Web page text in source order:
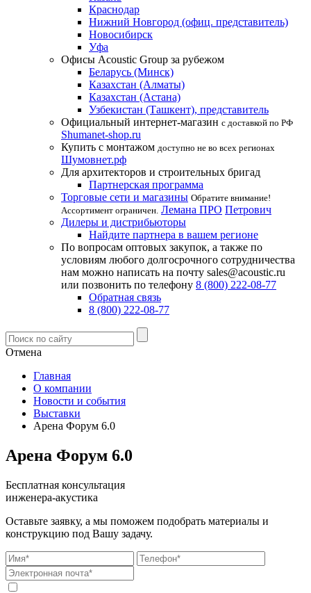
Краснодар
Нижний Новгород (офиц. представитель)
Новосибирск
Уфа
Офисы Acoustic Group за рубежом
Беларусь (Минск)
Казахстан (Алматы)
Казахстан (Астана)
Узбекистан (Ташкент), представитель
Официальный интернет-магазин с доставкой по РФ
Shumanet-shop.ru
Купить с монтажом доступно не во всех регионах
Шумовнет.рф
Для архитекторов и строительных бригад
Партнерская программа
Торговые сети и магазины Обратите внимание!
Ассортимент ограничен. Лемана ПРО Петрович
Дилеры и дистрибьюторы
Найдите партнера в вашем регионе
По вопросам оптовых закупок, а также по
условиям любого долгосрочного сотрудничества
нам можно написать на почту sales@acoustic.ru
или позвонить по телефону 8 (800) 222-08-77
Обратная связь
8 (800) 222-08-77
Отмена
Главная
О компании
Новости и события
Выставки
Арена Форум 6.0
Арена Форум 6.0
Бесплатная консультация
инженера-акустика
Оставьте заявку, а мы поможем подобрать материалы и
конструкцию под Вашу задачу.